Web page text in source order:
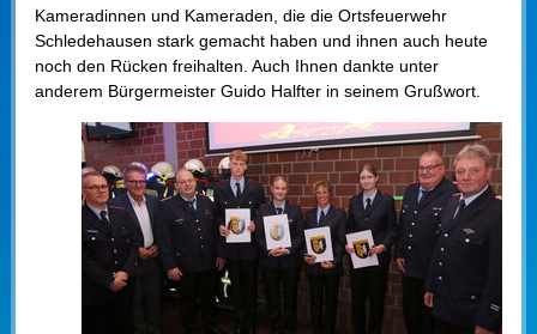
Kameradinnen und Kameraden, die die Ortsfeuerwehr
Schledehausen stark gemacht haben und ihnen auch heute
noch den Rücken freihalten. Auch Ihnen dankte unter
anderem Bürgermeister Guido Halfter in seinem Grußwort.